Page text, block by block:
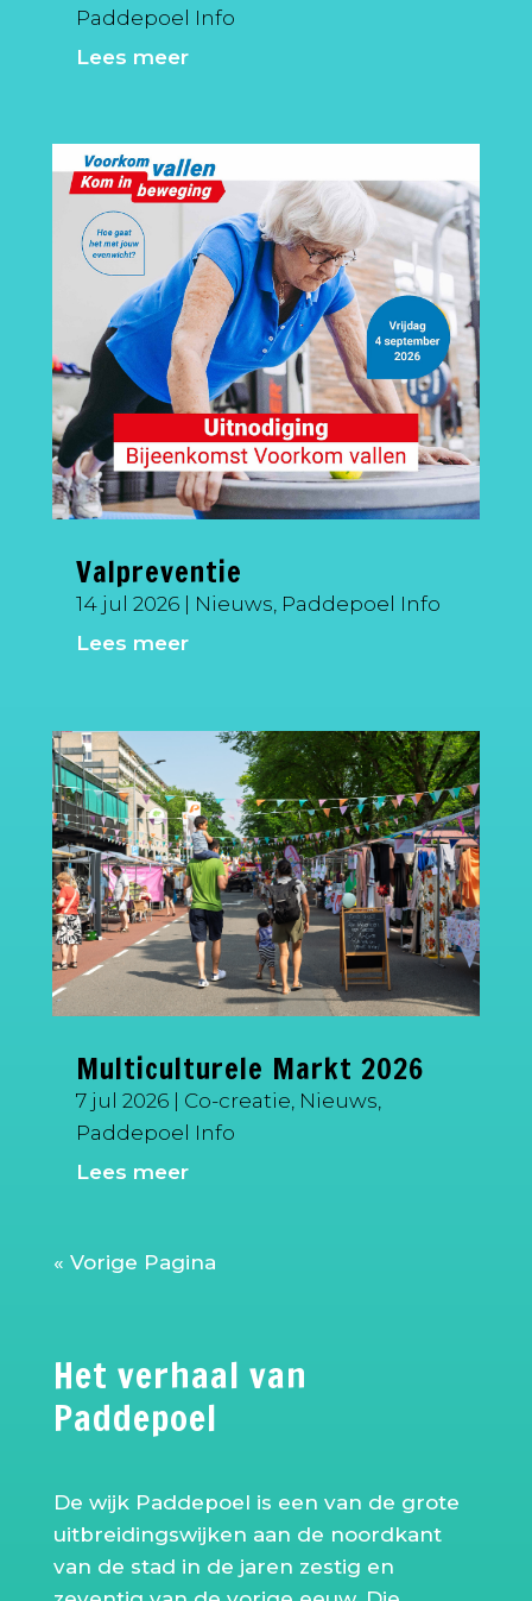
Paddepoel Info
Lees meer
Valpreventie
14 jul 2026| Nieuws, Paddepoel Info
Lees meer
Multiculturele Markt 2026
7 jul 2026| Co-creatie Nieuws
Paddepoel Info
Lees meer
« Vorige Pagina
Het verhaal van
Paddepoel
De wijk Paddepoel is een van de grote
uitbreidingswijken aan de noordkant
van de stad in de jaren zestig en